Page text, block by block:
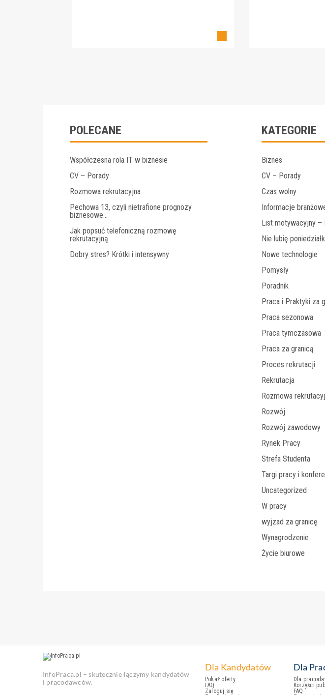
POLECANE
Współczesna rola IT w biznesie
CV – Porady
Rozmowa rekrutacyjna
Pechowa 13, czyli nietrafione prognozy
biznesowe…
Jak popsuć telefoniczną rozmowę
rekrutacyjną
Dobry stres? Krótki i intensywny
KATEGORIE
Biznes
CV – Porady
Czas wolny
Informacje
List motywacyjny –
Nie lubię
Nowe technologie
Pomysły
Poradnik
Praca i Praktyki za
Praca sezonowa
Praca tymczasowa
Praca za granicą
Proces rekrutacji
Rekrutacja
Rozmowa
Rozwój
Rozwój zawodowy
Rynek Pracy
Strefa Studenta
Targi pracy i
Uncategorized
W pracy
wyjzad za granicę
Wynagrodzenie
Życie biurowe
InfoPraca.pl – skutecznie łączymy kandydatów
i pracodawców.
Dla Kandydatów
Pokaż oferty
FAQ
Zaloguj się
Dla
Dla
Korzyści
FAQ